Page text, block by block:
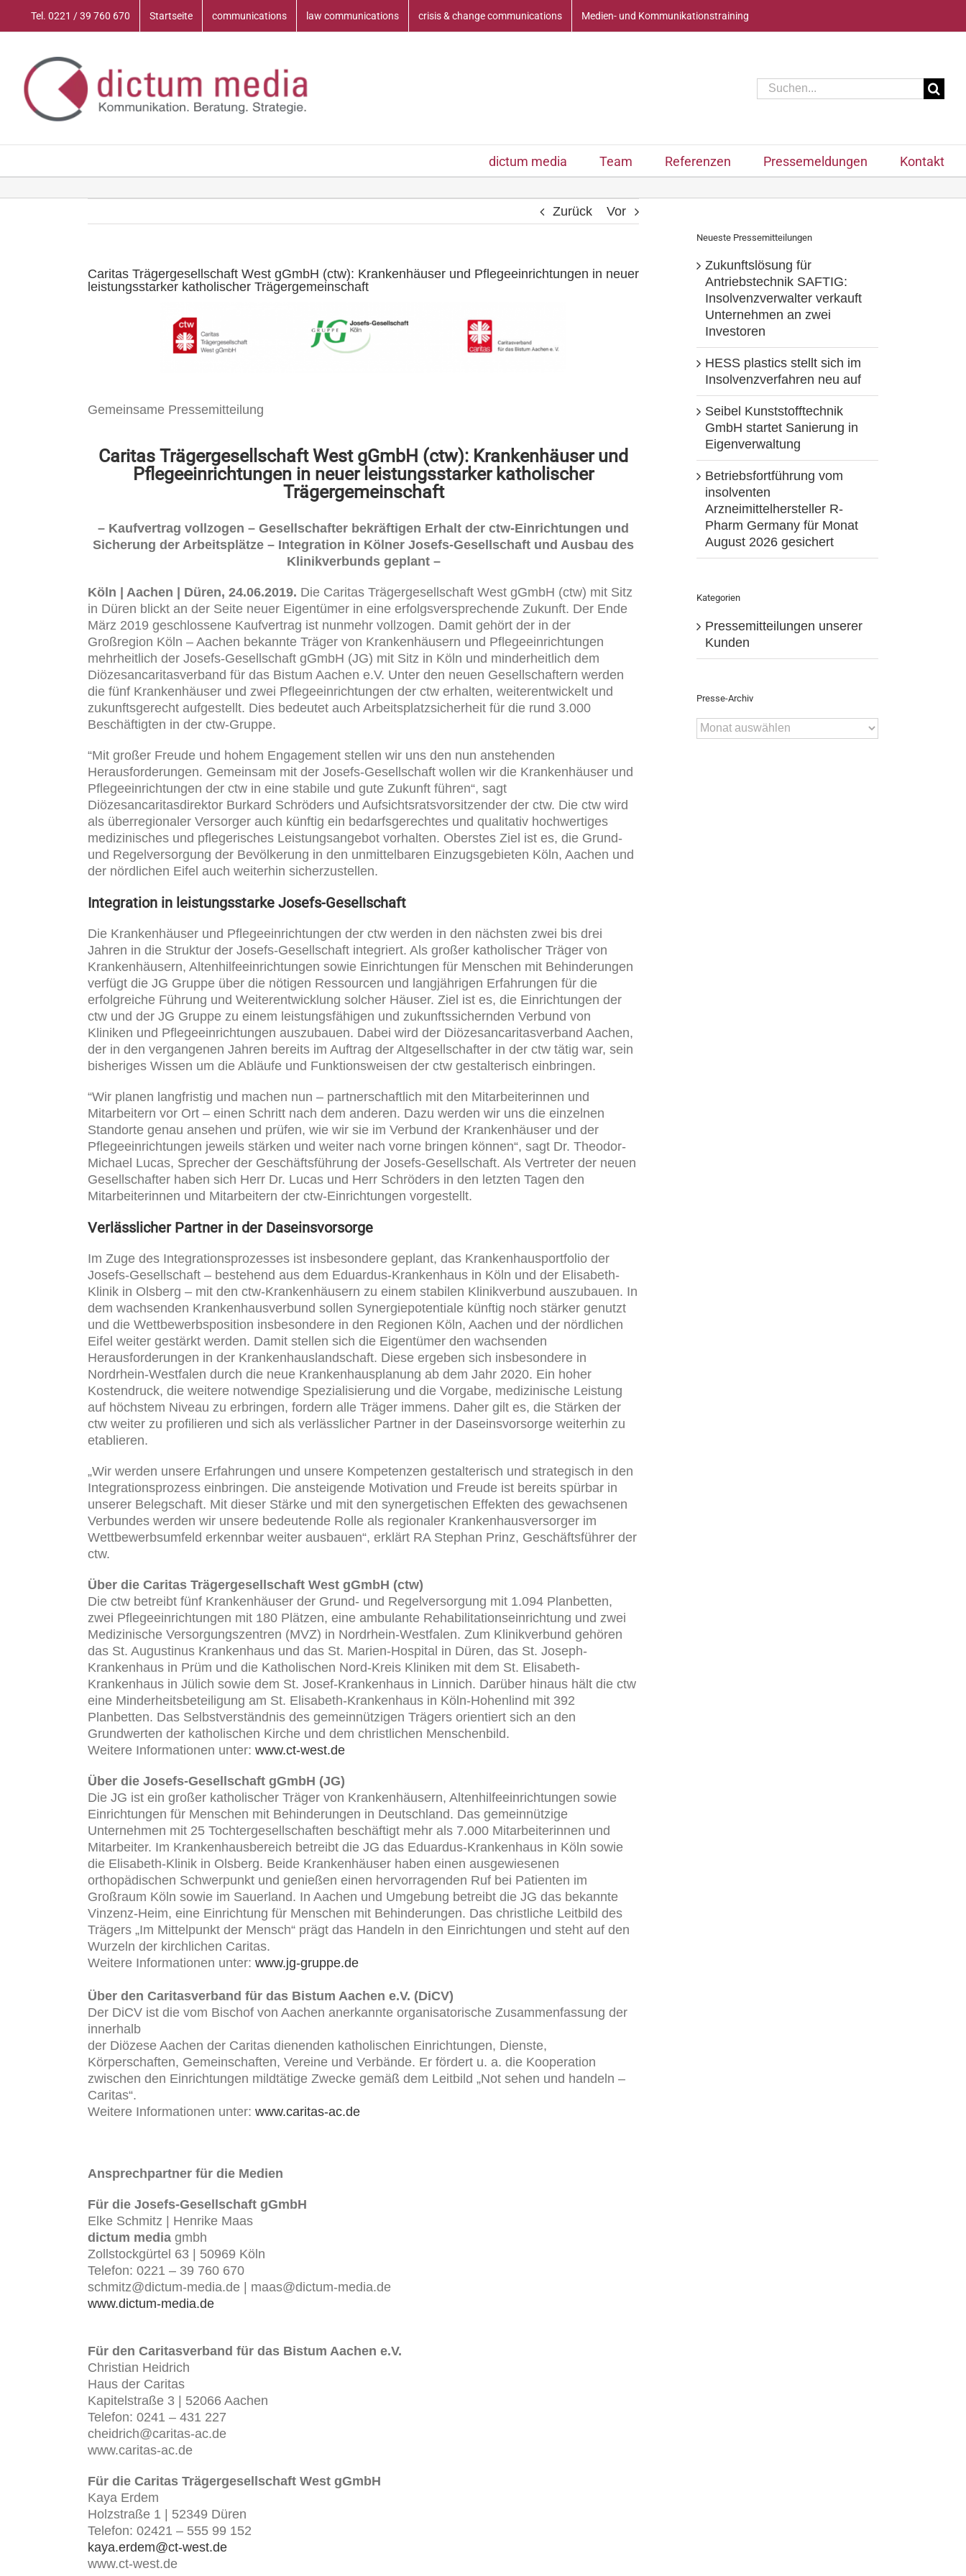
Tel. 0221 / 39 760 670 Startseite communications law communications crisis & change communications Medien- und Kommunikationstraining
Suche
nach:
dictum media Team Referenzen Pressemeldungen Kontakt
Zurück Vor
Caritas Trägergesellschaft West gGmbH (ctw): Krankenhäuser und Pflegeeinrichtungen in neuer
leistungsstarker katholischer Trägergemeinschaft
Gemeinsame Pressemitteilung
Caritas Trägergesellschaft West gGmbH (ctw): Krankenhäuser und
Pflegeeinrichtungen in neuer leistungsstarker katholischer
Trägergemeinschaft
– Kaufvertrag vollzogen – Gesellschafter bekräftigen Erhalt der ctw-Einrichtungen und
Sicherung der Arbeitsplätze – Integration in Kölner Josefs-Gesellschaft und Ausbau des
Klinikverbunds geplant –
Köln | Aachen | Düren, 24.06.2019. Die Caritas Trägergesellschaft West gGmbH (ctw) mit Sitz
in Düren blickt an der Seite neuer Eigentümer in eine erfolgsversprechende Zukunft. Der Ende
März 2019 geschlossene Kaufvertrag ist nunmehr vollzogen. Damit gehört der in der
Großregion Köln – Aachen bekannte Träger von Krankenhäusern und Pflegeeinrichtungen
mehrheitlich der Josefs-Gesellschaft gGmbH (JG) mit Sitz in Köln und minderheitlich dem
Diözesancaritasverband für das Bistum Aachen e.V. Unter den neuen Gesellschaftern werden
die fünf Krankenhäuser und zwei Pflegeeinrichtungen der ctw erhalten, weiterentwickelt und
zukunftsgerecht aufgestellt. Dies bedeutet auch Arbeitsplatzsicherheit für die rund 3.000
Beschäftigten in der ctw-Gruppe.
“Mit großer Freude und hohem Engagement stellen wir uns den nun anstehenden
Herausforderungen. Gemeinsam mit der Josefs-Gesellschaft wollen wir die Krankenhäuser und
Pflegeeinrichtungen der ctw in eine stabile und gute Zukunft führen“, sagt
Diözesancaritasdirektor Burkard Schröders und Aufsichtsratsvorsitzender der ctw. Die ctw wird
als überregionaler Versorger auch künftig ein bedarfsgerechtes und qualitativ hochwertiges
medizinisches und pflegerisches Leistungsangebot vorhalten. Oberstes Ziel ist es, die Grund-
und Regelversorgung der Bevölkerung in den unmittelbaren Einzugsgebieten Köln, Aachen und
der nördlichen Eifel auch weiterhin sicherzustellen.
Integration in leistungsstarke Josefs-Gesellschaft
Die Krankenhäuser und Pflegeeinrichtungen der ctw werden in den nächsten zwei bis drei
Jahren in die Struktur der Josefs-Gesellschaft integriert. Als großer katholischer Träger von
Krankenhäusern, Altenhilfeeinrichtungen sowie Einrichtungen für Menschen mit Behinderungen
verfügt die JG Gruppe über die nötigen Ressourcen und langjährigen Erfahrungen für die
erfolgreiche Führung und Weiterentwicklung solcher Häuser. Ziel ist es, die Einrichtungen der
ctw und der JG Gruppe zu einem leistungsfähigen und zukunftssichernden Verbund von
Kliniken und Pflegeeinrichtungen auszubauen. Dabei wird der Diözesancaritasverband Aachen,
der in den vergangenen Jahren bereits im Auftrag der Altgesellschafter in der ctw tätig war, sein
bisheriges Wissen um die Abläufe und Funktionsweisen der ctw gestalterisch einbringen.
“Wir planen langfristig und machen nun – partnerschaftlich mit den Mitarbeiterinnen und
Mitarbeitern vor Ort – einen Schritt nach dem anderen. Dazu werden wir uns die einzelnen
Standorte genau ansehen und prüfen, wie wir sie im Verbund der Krankenhäuser und der
Pflegeeinrichtungen jeweils stärken und weiter nach vorne bringen können“, sagt Dr. Theodor-
Michael Lucas, Sprecher der Geschäftsführung der Josefs-Gesellschaft. Als Vertreter der neuen
Gesellschafter haben sich Herr Dr. Lucas und Herr Schröders in den letzten Tagen den
Mitarbeiterinnen und Mitarbeitern der ctw-Einrichtungen vorgestellt.
Verlässlicher Partner in der Daseinsvorsorge
Im Zuge des Integrationsprozesses ist insbesondere geplant, das Krankenhausportfolio der
Josefs-Gesellschaft – bestehend aus dem Eduardus-Krankenhaus in Köln und der Elisabeth-
Klinik in Olsberg – mit den ctw-Krankenhäusern zu einem stabilen Klinikverbund auszubauen. In
dem wachsenden Krankenhausverbund sollen Synergiepotentiale künftig noch stärker genutzt
und die Wettbewerbsposition insbesondere in den Regionen Köln, Aachen und der nördlichen
Eifel weiter gestärkt werden. Damit stellen sich die Eigentümer den wachsenden
Herausforderungen in der Krankenhauslandschaft. Diese ergeben sich insbesondere in
Nordrhein-Westfalen durch die neue Krankenhausplanung ab dem Jahr 2020. Ein hoher
Kostendruck, die weitere notwendige Spezialisierung und die Vorgabe, medizinische Leistung
auf höchstem Niveau zu erbringen, fordern alle Träger immens. Daher gilt es, die Stärken der
ctw weiter zu profilieren und sich als verlässlicher Partner in der Daseinsvorsorge weiterhin zu
etablieren.
„Wir werden unsere Erfahrungen und unsere Kompetenzen gestalterisch und strategisch in den
Integrationsprozess einbringen. Die ansteigende Motivation und Freude ist bereits spürbar in
unserer Belegschaft. Mit dieser Stärke und mit den synergetischen Effekten des gewachsenen
Verbundes werden wir unsere bedeutende Rolle als regionaler Krankenhausversorger im
Wettbewerbsumfeld erkennbar weiter ausbauen“, erklärt RA Stephan Prinz, Geschäftsführer der
ctw.
Über die Caritas Trägergesellschaft West gGmbH (ctw)
Die ctw betreibt fünf Krankenhäuser der Grund- und Regelversorgung mit 1.094 Planbetten,
zwei Pflegeeinrichtungen mit 180 Plätzen, eine ambulante Rehabilitationseinrichtung und zwei
Medizinische Versorgungszentren (MVZ) in Nordrhein-Westfalen. Zum Klinikverbund gehören
das St. Augustinus Krankenhaus und das St. Marien-Hospital in Düren, das St. Joseph-
Krankenhaus in Prüm und die Katholischen Nord-Kreis Kliniken mit dem St. Elisabeth-
Krankenhaus in Jülich sowie dem St. Josef-Krankenhaus in Linnich. Darüber hinaus hält die ctw
eine Minderheitsbeteiligung am St. Elisabeth-Krankenhaus in Köln-Hohenlind mit 392
Planbetten. Das Selbstverständnis des gemeinnützigen Trägers orientiert sich an den
Grundwerten der katholischen Kirche und dem christlichen Menschenbild.
Weitere Informationen unter: www.ct-west.de
Über die Josefs-Gesellschaft gGmbH (JG)
Die JG ist ein großer katholischer Träger von Krankenhäusern, Altenhilfeeinrichtungen sowie
Einrichtungen für Menschen mit Behinderungen in Deutschland. Das gemeinnützige
Unternehmen mit 25 Tochtergesellschaften beschäftigt mehr als 7.000 Mitarbeiterinnen und
Mitarbeiter. Im Krankenhausbereich betreibt die JG das Eduardus-Krankenhaus in Köln sowie
die Elisabeth-Klinik in Olsberg. Beide Krankenhäuser haben einen ausgewiesenen
orthopädischen Schwerpunkt und genießen einen hervorragenden Ruf bei Patienten im
Großraum Köln sowie im Sauerland. In Aachen und Umgebung betreibt die JG das bekannte
Vinzenz-Heim, eine Einrichtung für Menschen mit Behinderungen. Das christliche Leitbild des
Trägers „Im Mittelpunkt der Mensch“ prägt das Handeln in den Einrichtungen und steht auf den
Wurzeln der kirchlichen Caritas.
Weitere Informationen unter: www.jg-gruppe.de
Über den Caritasverband für das Bistum Aachen e.V. (DiCV)
Der DiCV ist die vom Bischof von Aachen anerkannte organisatorische Zusammenfassung der
innerhalb
der Diözese Aachen der Caritas dienenden katholischen Einrichtungen, Dienste,
Körperschaften, Gemeinschaften, Vereine und Verbände. Er fördert u. a. die Kooperation
zwischen den Einrichtungen mildtätige Zwecke gemäß dem Leitbild „Not sehen und handeln –
Caritas“.
Weitere Informationen unter: www.caritas-ac.de
Ansprechpartner für die Medien
Für die Josefs-Gesellschaft gGmbH
Elke Schmitz | Henrike Maas
dictum media gmbh
Zollstockgürtel 63 | 50969 Köln
Telefon: 0221 – 39 760 670
schmitz@dictum-media.de | maas@dictum-media.de
www.dictum-media.de
Für den Caritasverband für das Bistum Aachen e.V.
Christian Heidrich
Haus der Caritas
Kapitelstraße 3 | 52066 Aachen
Telefon: 0241 – 431 227
cheidrich@caritas-ac.de
www.caritas-ac.de
Für die Caritas Trägergesellschaft West gGmbH
Kaya Erdem
Holzstraße 1 | 52349 Düren
Telefon: 02421 – 555 99 152
kaya.erdem@ct-west.de
www.ct-west.de
Neueste Pressemitteilungen
Zukunftslösung für
Antriebstechnik SAFTIG:
Insolvenzverwalter verkauft
Unternehmen an zwei
Investoren
HESS plastics stellt sich im
Insolvenzverfahren neu auf
Seibel Kunststofftechnik
GmbH startet Sanierung in
Eigenverwaltung
Betriebsfortführung vom
insolventen
Arzneimittelhersteller R-
Pharm Germany für Monat
August 2026 gesichert
Kategorien
Pressemitteilungen unserer
Kunden
Presse-Archiv
Presse-
Archiv